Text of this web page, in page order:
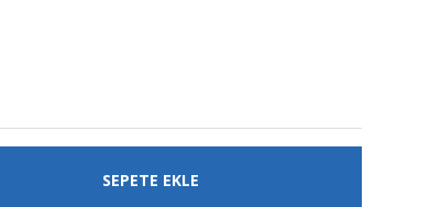
SEPETE EKLE